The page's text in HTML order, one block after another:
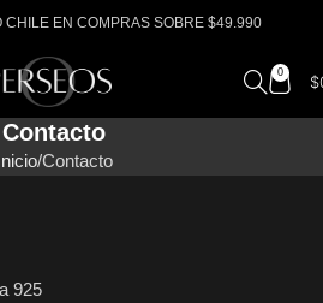
CHILE EN COMPRAS SOBRE $49.990
0 $
Contacto
Contacto
925